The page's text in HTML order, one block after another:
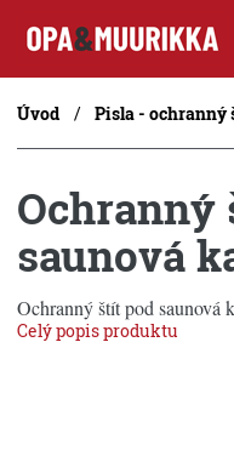
Úvod Pisla - ochranný
Ochranný
saunová
Ochranný štít pod saunová
Celý popis produktu